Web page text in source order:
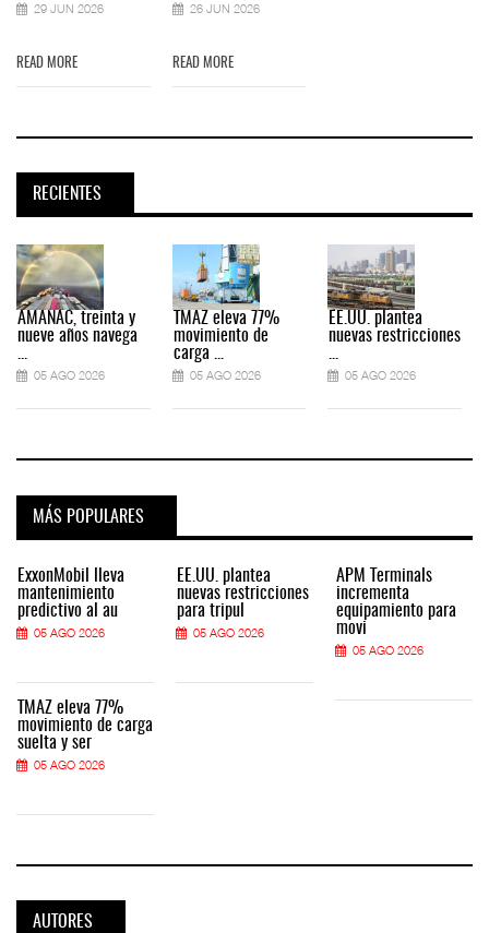
29 JUN 2026
READ MORE
26 JUN 2026
READ MORE
RECIENTES
AMANAC, treinta y
nueve años navega
...
05 AGO 2026
TMAZ eleva 77%
movimiento de
carga ...
05 AGO 2026
EE.UU. plantea
nuevas restricciones
...
05 AGO 2026
MÁS POPULARES
ExxonMobil lleva
mantenimiento
predictivo al au
05 AGO 2026
TMAZ eleva 77%
movimiento de carga
suelta y ser
05 AGO 2026
EE.UU. plantea
nuevas restricciones
para tripul
05 AGO 2026
APM Terminals
incrementa
equipamiento para
movi
05 AGO 2026
AUTORES